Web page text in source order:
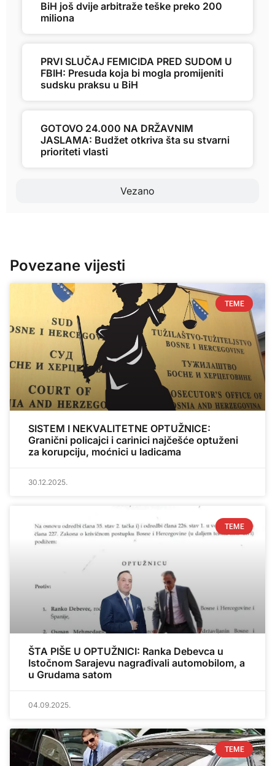
Vezano
BiH još dvije arbitraže teške preko 200
miliona
PRVI SLUČAJ FEMICIDA PRED SUDOM U
FBIH: Presuda koja bi mogla promijeniti
sudsku praksu u BiH
GOTOVO 24.000 NA DRŽAVNIM
JASLAMA: Budžet otkriva šta su stvarni
prioriteti vlasti
Povezane vijesti
TEME
SISTEM I NEKVALITETNE OPTUŽNICE:
Granični policajci i carinici najčešće optuženi
za korupciju, moćnici u ladicama
30.12.2025.
TEME
ŠTA PIŠE U OPTUŽNICI: Ranka Debevca u
Istočnom Sarajevu nagrađivali automobilom, a
u Grudama satom
04.09.2025.
TEME